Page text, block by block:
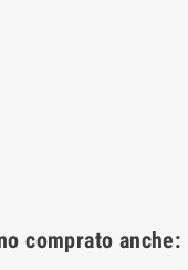
comprato anche: